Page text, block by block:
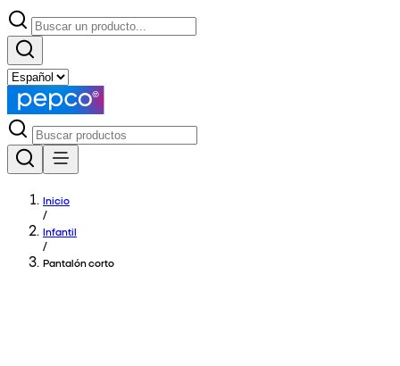
Inicio
/
Infantil
/
Pantalón corto